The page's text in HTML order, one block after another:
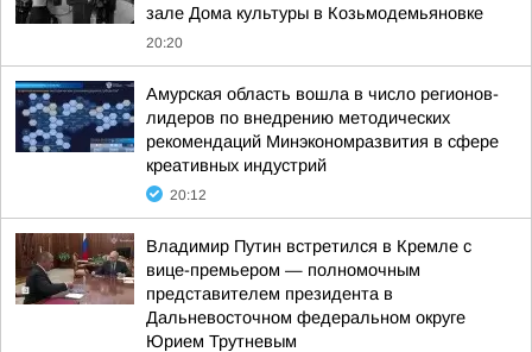
зале Дома культуры в Козьмодемьяновке
20:20
Амурская область вошла в число регионов-
лидеров по внедрению методических
рекомендаций Минэкономразвития в сфере
креативных индустрий
20:12
Владимир Путин встретился в Кремле с
вице-премьером — полномочным
представителем президента в
Дальневосточном федеральном округе
Юрием Трутневым